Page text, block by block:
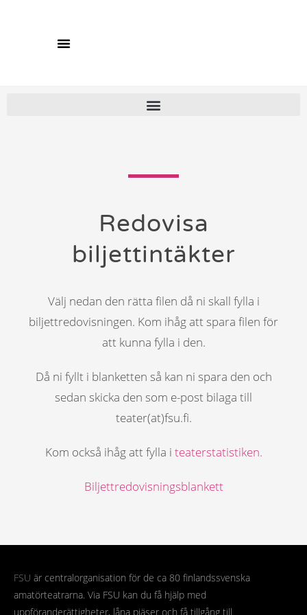
Redovisa
biljettintäkter
Välj nedan den rätta filen då ni skall fylla i
biljettredovisningen. Kom ihåg att spara filen för
att kunna fylla i den.
Då ni fyllt i blanketten så kan ni spara den och
sedan skicka den som e-post bilaga till
teater(at)fsu.fi.
Kom också ihåg att fylla i teaterstatistiken.
Biljettredovisningsblankett
FSU är centralorganisation för de ca 80 finlandssvenska
amatörteatrarna. Via FSU kan du få hjälp med
uppföranderättigheter, låna pjäser och få tillgång till